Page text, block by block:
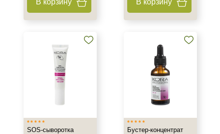
В корзину В корзину
SOS-сыворотка
Бустер-концентрат